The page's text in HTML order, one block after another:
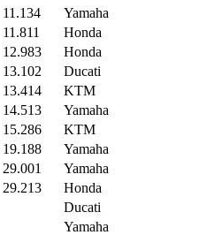
11.134
Yamaha
11.811
Honda
12.983
Honda
13.102
Ducati
13.414
KTM
14.513
Yamaha
15.286
KTM
19.188
Yamaha
29.001
Yamaha
29.213
Honda
Ducati
Yamaha